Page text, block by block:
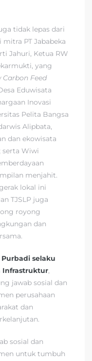
tidak lepas dari
PT Jababeka
Jahuri, Ketua RW
yang
Feed
Eduwisata
Inovasi
Pelita Bangsa
Alipbata,
dan ekowisata
serta Wiwi
menjahit.
lokal ini
TJSLP juga
royong
dan
selaku
Infrastruktur,
jawab sosial dan
perusahaan
dan
sosial dan
untuk tumbuh